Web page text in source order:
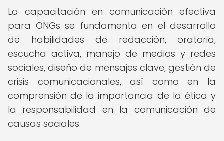
La capacitación en comunicación efectiva
para ONGs se fundamenta en el desarrollo
de habilidades de redacción, oratoria,
escucha activa, manejo de medios y redes
sociales, diseño de mensajes clave, gestión de
crisis comunicacionales, así como en la
comprensión de la importancia de la ética y
la responsabilidad en la comunicación de
causas sociales.